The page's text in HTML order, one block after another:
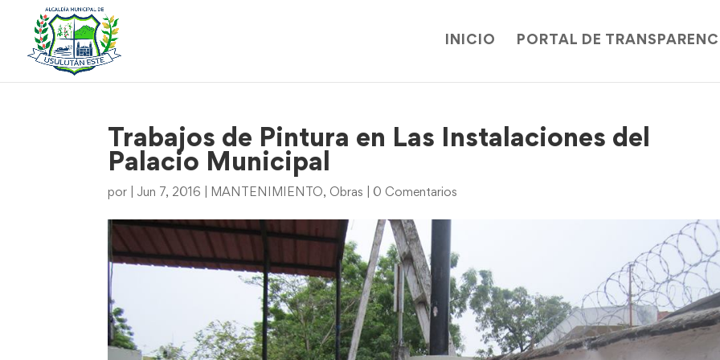
INICIO PORTAL DE
Trabajos de Pintura en Las Instalaciones del
Palacio Municipal
por Jun 7, 2016 MANTENIMIENTO, Obras 0 Comentarios